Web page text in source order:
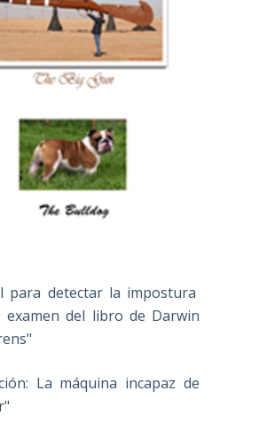
para detectar la impostura
examen del libro de Darwin
La máquina incapaz de